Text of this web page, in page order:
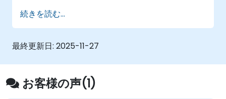
マンス最適化
続きを読む...
最終更新日: 2025-11-27
お客様の声(1)